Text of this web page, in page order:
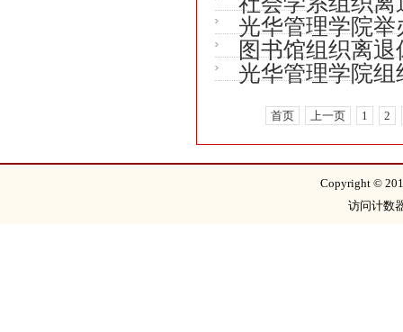
光华管理学院
图书馆组织离
光华管理学院
首页 上一页 1 2
Copyright ©
访问计数